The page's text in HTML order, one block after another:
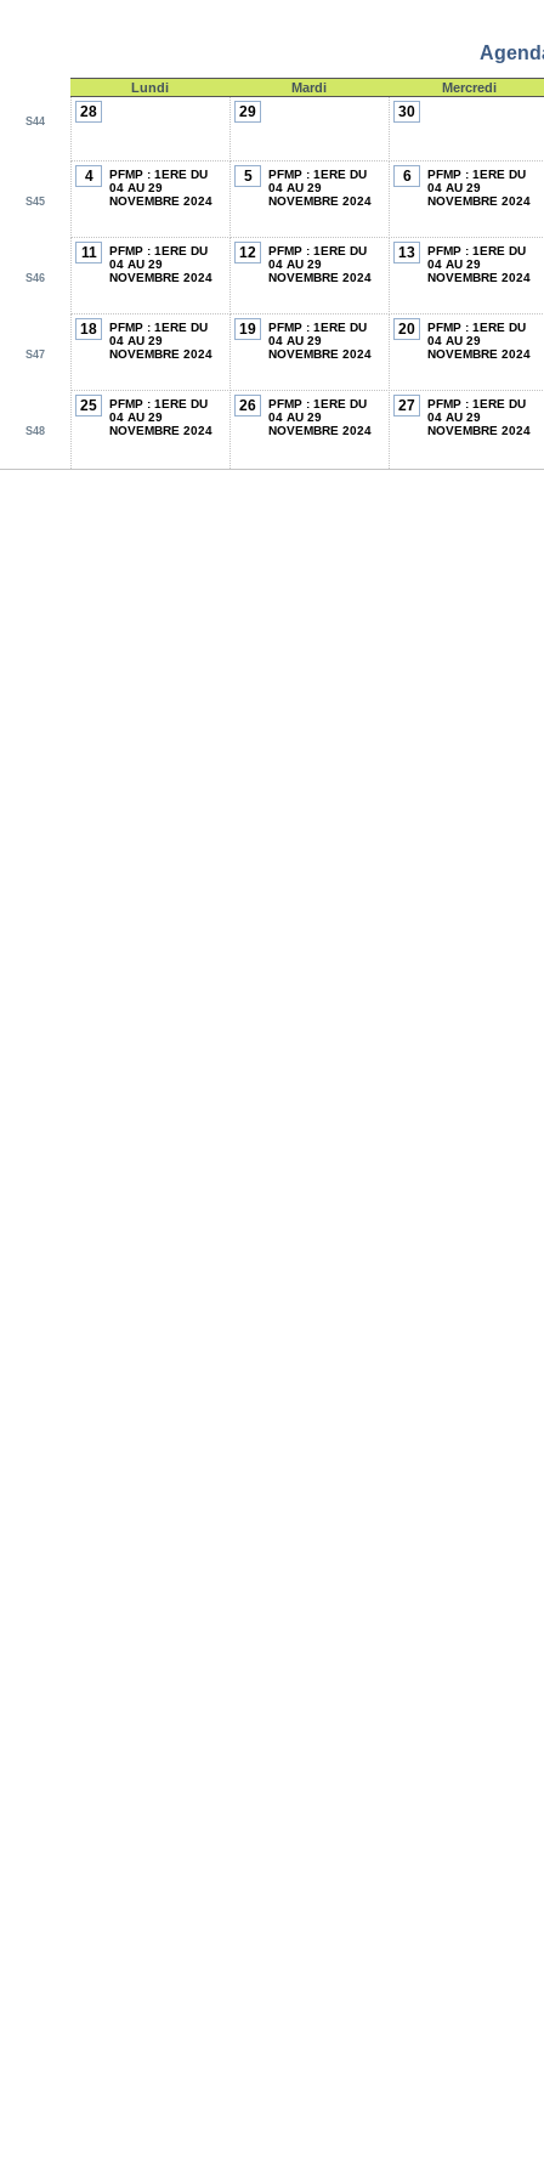
Lundi Mardi Mercredi
S44
28 29 30
S45
4
PFMP : 1ERE DU
04 AU 29
NOVEMBRE 2024
5
PFMP : 1ERE DU
04 AU 29
NOVEMBRE 2024
6
PFMP : 1ERE DU
04 AU 29
NOVEMBRE 2024
S46
11
PFMP : 1ERE DU
04 AU 29
NOVEMBRE 2024
12
PFMP : 1ERE DU
04 AU 29
NOVEMBRE 2024
13
PFMP : 1ERE DU
04 AU 29
NOVEMBRE 2024
S47
18
PFMP : 1ERE DU
04 AU 29
NOVEMBRE 2024
19
PFMP : 1ERE DU
04 AU 29
NOVEMBRE 2024
20
PFMP : 1ERE DU
04 AU 29
NOVEMBRE 2024
S48
25
PFMP : 1ERE DU
04 AU 29
NOVEMBRE 2024
26
PFMP : 1ERE DU
04 AU 29
NOVEMBRE 2024
27
PFMP : 1ERE DU
04 AU 29
NOVEMBRE 2024